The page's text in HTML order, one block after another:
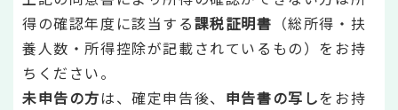
得の確認年度に該当する課税証明書 （総所得・扶
養人数・所得控除が記載されているもの）をお持
ちください。
未申告の方は、確定申告後、 申告書の写しをお持